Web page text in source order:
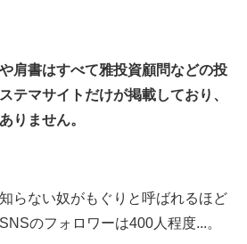
肩書はすべて雅投資顧問などの投
テマサイトだけが掲載しており、
りません。
らない奴がもぐりと呼ばれるほど
のフォロワーは400人程度...。